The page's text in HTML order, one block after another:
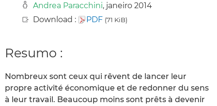
Andrea Paracchini, janeiro 2014
Download :
PDF (71 KiB)
Resumo :
Nombreux sont ceux qui rêvent de lancer leur
propre activité économique et de redonner du sens
à leur travail. Beaucoup moins sont prêts à devenir